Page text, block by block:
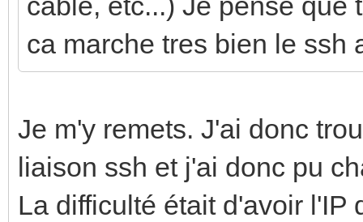
ca marche tres bien le ssh
Je m'y remets. J'ai donc
liaison ssh et j'ai donc pu
La difficulté était d'avoir l'IP